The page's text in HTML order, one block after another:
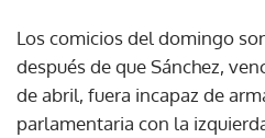
Los comicios del domingo
después de que Sánchez,
de abril, fuera incapaz de
parlamentaria con la